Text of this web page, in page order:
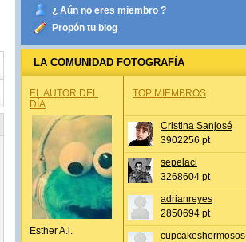
¿ Aún no eres miembro ?
Propón tu blog
LA COMUNIDAD FOTOGRAFÍA
EL AUTOR DEL
DÍA
Esther A.l.
TOP MIEMBROS
Cristina Sanjosé
3902256 pt
sepelaci
3268604 pt
adrianreyes
2850694 pt
cupcakeshermosos